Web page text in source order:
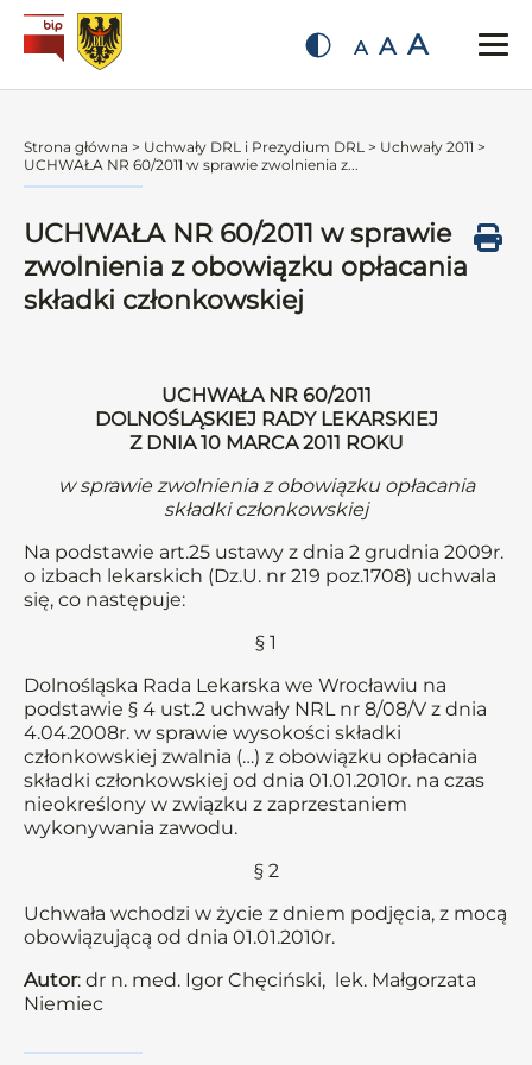
A A A
Strona główna > Uchwały DRL i Prezydium DRL > Uchwały 2011 >
UCHWAŁA NR 60/2011 w sprawie zwolnienia z...
UCHWAŁA NR 60/2011 w sprawie
zwolnienia z obowiązku opłacania
składki członkowskiej
UCHWAŁA NR 60/2011
DOLNOŚLĄSKIEJ RADY LEKARSKIEJ
Z DNIA 10 MARCA 2011 ROKU
w sprawie zwolnienia z obowiązku opłacania
składki członkowskiej
Na podstawie art.25 ustawy z dnia 2 grudnia 2009r.
o izbach lekarskich (Dz.U. nr 219 poz.1708) uchwala
się, co następuje:
§ 1
Dolnośląska Rada Lekarska we Wrocławiu na
podstawie § 4 ust.2 uchwały NRL nr 8/08/V z dnia
4.04.2008r. w sprawie wysokości składki
członkowskiej zwalnia (…) z obowiązku opłacania
składki członkowskiej od dnia 01.01.2010r. na czas
nieokreślony w związku z zaprzestaniem
wykonywania zawodu.
§ 2
Uchwała wchodzi w życie z dniem podjęcia, z mocą
obowiązującą od dnia 01.01.2010r.
Autor: dr n. med. Igor Chęciński, lek. Małgorzata
Niemiec